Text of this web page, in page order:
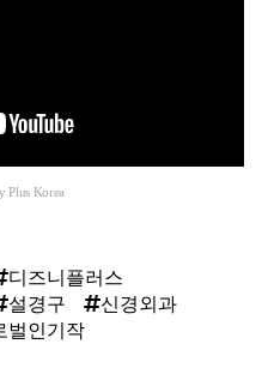
Plus Korea
디즈니플러스
설경구
신경외과
벌인기작